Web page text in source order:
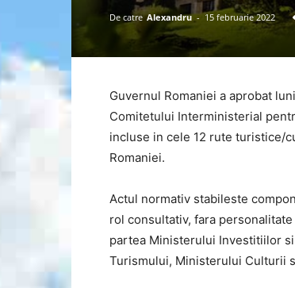
De catre Alexandru - 15 februarie 2022
Guvernul Romaniei a aprobat
Comitetului Interministerial
incluse in cele 12 rute turistice/
Romaniei.
Actul normativ stabileste
rol consultativ, fara
partea Ministerului Investitiilor
Turismului, Ministerului Culturii